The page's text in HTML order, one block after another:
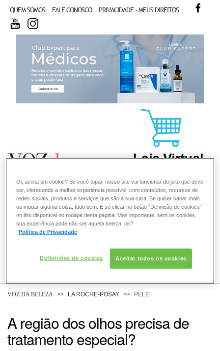
QUEM SOMOS FALE CONOSCO PRIVACIDADE - MEUS DIREITOS
YOUTUBE
COMO POSSO AJUDAR? DÚVIDAS SOBRE:
PELE
CABELO
VOZ DA BELEZA LA ROCHE-POSAY PELE
A região dos olhos precisa de
tratamento especial?
Oi, aceita um cookie? Se você topar, nosso site vai funcionar do jeito que deve
ser, oferecendo a melhor experiência possível, com conteúdos, recursos de
redes sociais, produtos e serviços que são a sua cara. Se quiser saber mais
ou mudar alguma coisa, tudo bem. É só clicar no botão “Definição de cookies”
no link disponível no rodapé desta página. Mas importante, sem os cookies,
sua experiência pode não ser aquela beleza, ok?
Política de Privacidade
Definições de cookies Aceitar todos os cookies